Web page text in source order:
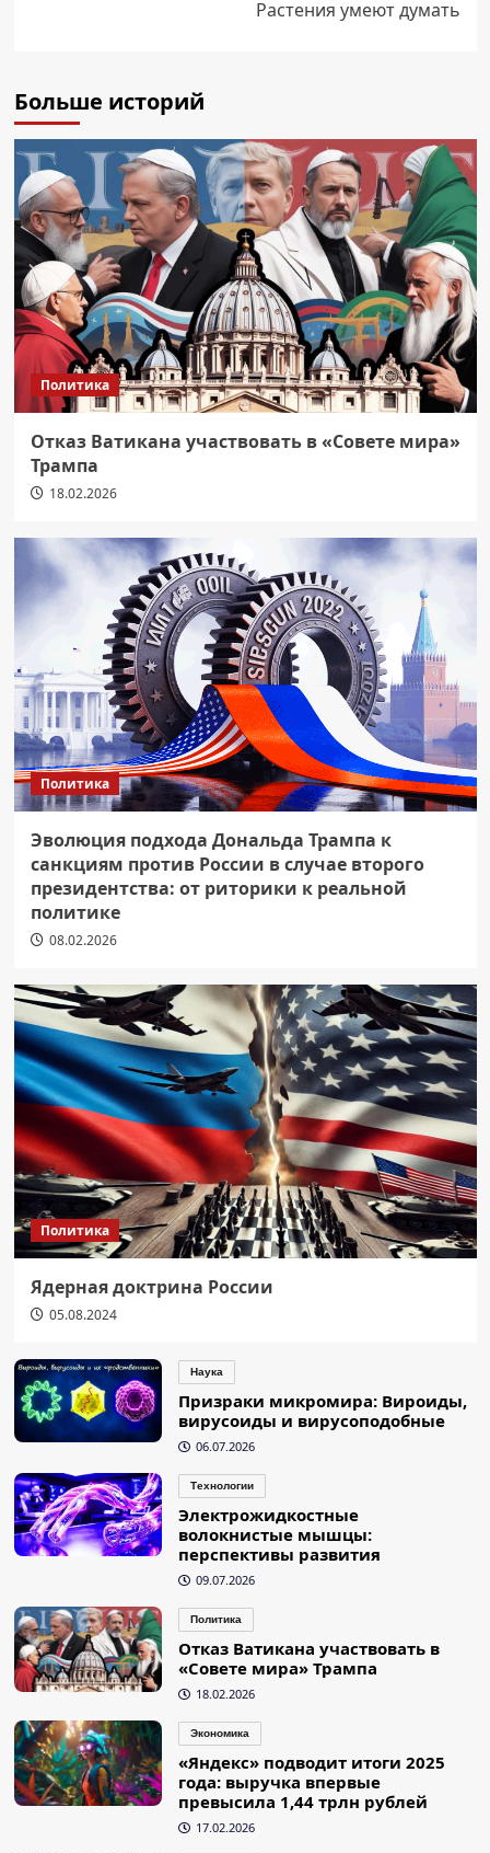
Растения умеют думать
Больше историй
Политика
Отказ Ватикана участвовать в «Совете мира»
Трампа
18.02.2026
Политика
Эволюция подхода Дональда Трампа к
санкциям против России в случае второго
президентства: от риторики к реальной
политике
08.02.2026
Политика
Ядерная доктрина России
05.08.2024
Наука
Призраки микромира: Вироиды,
вирусоиды и вирусоподобные
06.07.2026
Технологии
Электрожидкостные
волокнистые мышцы:
перспективы развития
09.07.2026
Политика
Отказ Ватикана участвовать в
«Совете мира» Трампа
18.02.2026
Экономика
«Яндекс» подводит итоги 2025
года: выручка впервые
превысила 1,44 трлн рублей
17.02.2026